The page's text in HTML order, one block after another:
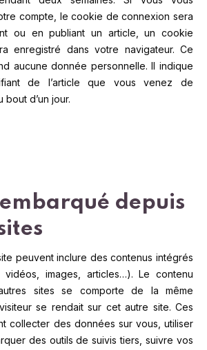
compte, le cookie de connexion sera
ou en publiant un article, un cookie
enregistré dans votre navigateur. Ce
aucune donnée personnelle. Il indique
de l’article que vous venez de
bout d’un jour.
depuis
peuvent inclure des contenus intégrés
images, articles…). Le contenu
sites se comporte de la même
se rendait sur cet autre site. Ces
collecter des données sur vous, utiliser
des outils de suivis tiers, suivre vos